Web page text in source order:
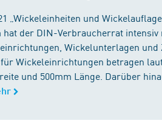
„Wickeleinheiten und
der DIN-Verbraucherrat
Wickelunterlagen und
Wickeleinrichtungen betragen
und 500mm Länge. Darüber